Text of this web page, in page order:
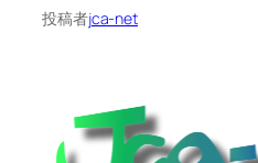
投稿者jca-net